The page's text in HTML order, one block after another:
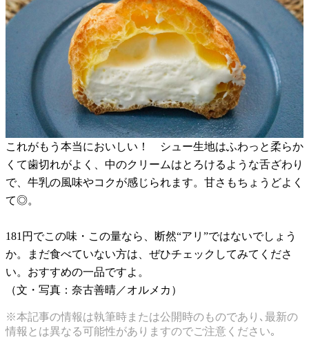
これがもう本当においしい！ シュー生地はふわっと柔らか
くて歯切れがよく、中のクリームはとろけるような舌ざわり
で、牛乳の風味やコクが感じられます。甘さもちょうどよく
て◎。
181円でこの味・この量なら、断然“アリ”ではないでしょう
か。まだ食べていない方は、ぜひチェックしてみてくださ
い。おすすめの一品ですよ。
（文・写真：奈古善晴／オルメカ）
※本記事の情報は執筆時または公開時のものであり､最新の
情報とは異なる可能性がありますのでご注意ください｡